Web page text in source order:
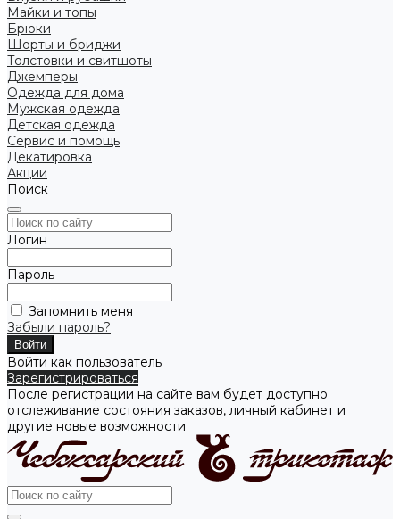
Майки и топы
Брюки
Шорты и бриджи
Толстовки и свитшоты
Джемперы
Одежда для дома
Мужская одежда
Детская одежда
Сервис и помощь
Декатировка
Акции
Поиск
Логин
Пароль
Запомнить меня
Забыли пароль?
Войти как пользователь
Зарегистрироваться
После регистрации на сайте вам будет доступно
отслеживание состояния заказов, личный кабинет и
другие новые возможности